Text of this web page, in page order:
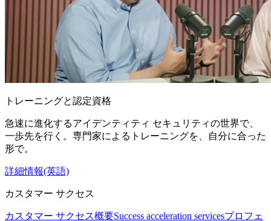
トレーニングと認定資格
急速に進化するアイデンティティ セキュリティの世界で、
一歩先を行く。専門家によるトレーニングを、自分に合った
形で。
詳細情報(英語)
カスタマー サクセス
カスタマー サクセス概要Success acceleration servicesプロフェ